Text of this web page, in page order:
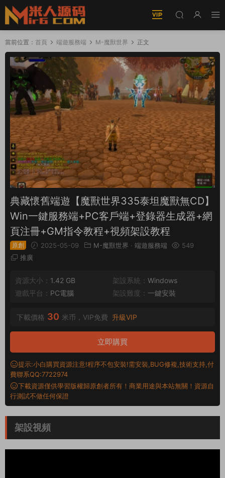
當前位置： 首頁 端遊服務端 M-魔獸世界 正文
典藏懷舊端遊【魔獸世界335泰坦魔獸無CD】
Win一鍵服務端+PC客戶端+登錄器生成器+網
頁注冊+GM指令教程+視頻架設教程
原創 2025-05-09 M-魔獸世界 · 端遊服務端
549
推廣
資源大小： 1.42 GB 架設系統： Windows
遊戲平台： PC電腦 架設難度： 一鍵安裝
下載價格 30 米币，VIP免費 升級VIP
立即購買
提示:小白購買資源注意!程序不包安裝!需安裝,BUG修複,技術支持,付
費聯系QQ:7722974
下載資源僅供學習版權歸原創者所有！商業用途與本站無關！資源自
行測試不做任何保證
架設視頻